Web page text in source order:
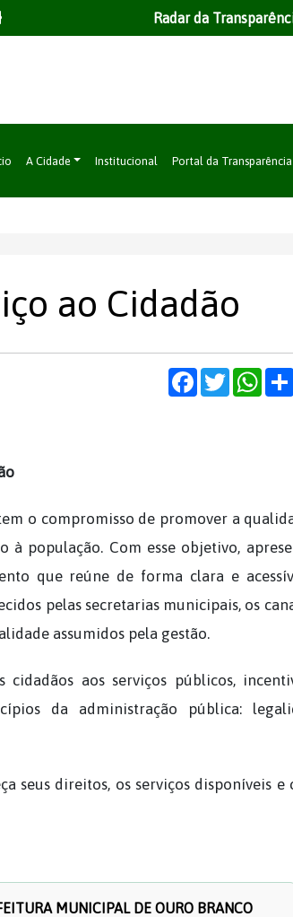
Radar da
A Cidade Institucional Portal da Transparência
ao Cidadão
Facebook
Twitter
o compromisso de promover a
população. Com esse objetivo,
que reúne de forma clara e
pelas secretarias municipais, os
assumidos pela gestão.
aos serviços públicos,
da administração pública:
seus direitos, os serviços disponíveis e
MUNICIPAL DE OURO BRANCO